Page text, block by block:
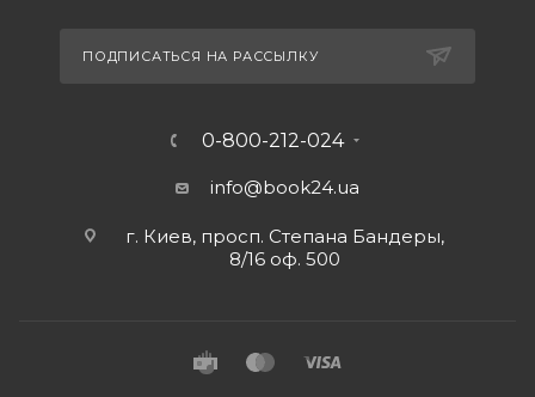
ПОДПИСАТЬСЯ НА РАССЫЛКУ
0-800-212-024
info@book24.ua
г. Киев, просп. Степана Бандеры,
8/16 оф. 500